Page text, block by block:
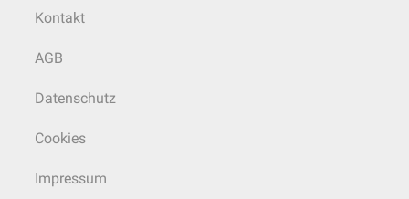
Kontakt
AGB
Datenschutz
Cookies
Impressum